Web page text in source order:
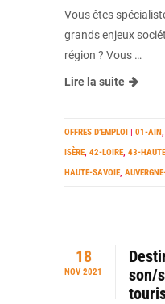
Vous êtes
grands enjeux
région ? Vous …
Lire la suite
OFFRES D’EMPLOI | 01-AIN,
ISÈRE, 42-LOIRE, 43-
HAUTE-SAVOIE,
18
NOV 2021
son/